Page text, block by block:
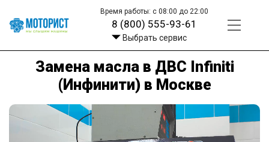
Время работы: с 08:00 до 22:00
8 (800) 555-93-61
Выбрать сервис
Замена масла в ДВС Infiniti
(Инфинити) в Москве